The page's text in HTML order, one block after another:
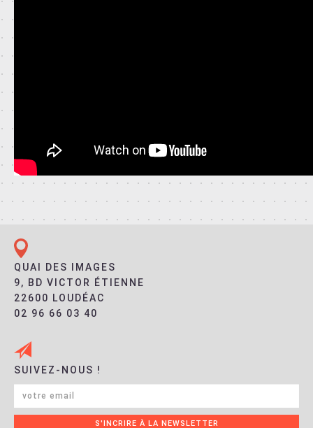
QUAI DES IMAGES
9, BD VICTOR ÉTIENNE
22600 LOUDÉAC
02 96 66 03 40
SUIVEZ-NOUS !